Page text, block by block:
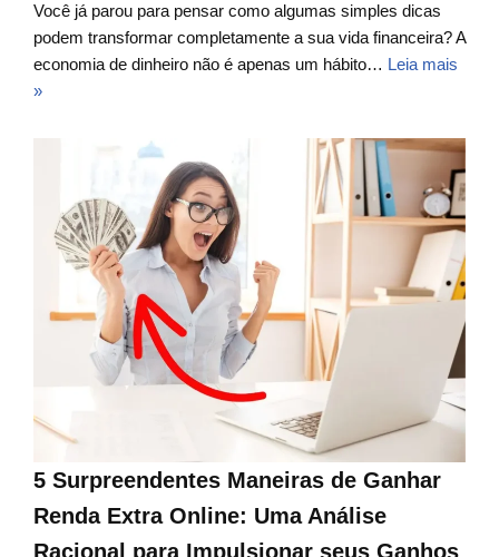
Você já parou para pensar como algumas simples dicas
podem transformar completamente a sua vida financeira? A
economia de dinheiro não é apenas um hábito… Leia mais
»
5 Surpreendentes Maneiras de Ganhar
Renda Extra Online: Uma Análise
Racional para Impulsionar seus Ganhos